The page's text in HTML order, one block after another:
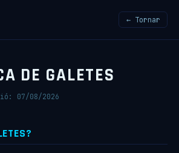
← Tornar
DE GALETES
07/08/2026